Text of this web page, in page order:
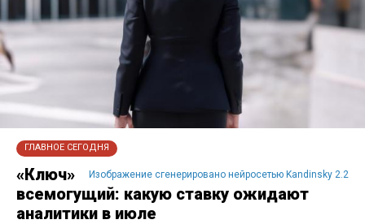
ГЛАВНОЕ СЕГОДНЯ
Изображение сгенерировано нейросетью Kandinsky 2.2
«Ключ»
всемогущий: какую ставку ожидают
аналитики в июле